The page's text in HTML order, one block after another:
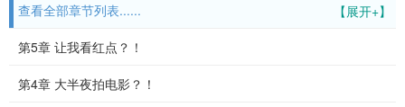
【展开+】
查看全部章节列表......
第5章 让我看红点？！
第4章 大半夜拍电影？！